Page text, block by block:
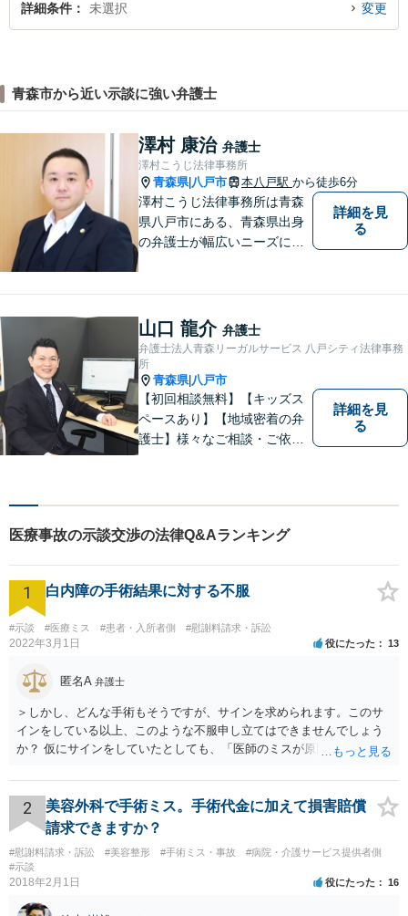
詳細条件 未選択 変更
青森市から近い示談に強い弁護士
澤村 康治 弁護士
澤村こうじ法律事務所
青森県| 八戸市 本八戸駅 から徒歩6分
澤村こうじ法律事務所は青森
県八戸市にある、青森県出身
の弁護士が幅広いニーズにお
詳細を見
る
山口 龍介 弁護士
弁護士法人青森リーガルサービス 八戸シティ法律事務
所
青森県| 八戸市
【初回相談無料】【キッズス
ペースあり】【地域密着の弁
護士】様々なご相談・ご依頼
詳細を見
る
医療事故の示談交渉の法律Q&Aランキング
1 白内障の手術結果に対する不服
#示談 #医療ミス #患者・入所者側 #慰謝料請求・訴訟
2022年3月1日 役にたった 13
匿名A 弁護士
＞しかし、どんな手術もそうですが、サインを求められます。このサ
インをしている以上、このような不服申し立てはできませんでしょう
か？ 仮にサインをしていたとしても、「医師のミスが原因で老眼がひ
眼が悪化することがあるにもかかわらず、全く説明されなかったよう
な場合」には、請求することは可能です。
2
美容外科で手術ミス。手術代金に加えて損害賠償
請求できますか？
#慰謝料請求・訴訟 #美容整形 #手術ミス・事故
#病院・介護サービス提供者側
#示談
2018年2月1日 役にたった 16